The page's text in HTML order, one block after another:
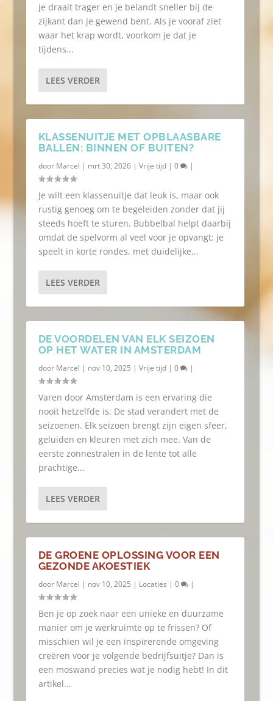
je draait trager en je belandt sneller bij de
zijkant dan je gewend bent. Als je vooraf ziet
waar het krap wordt, voorkom je dat je
tijdens...
LEES VERDER
KLASSENUITJE MET OPBLAASBARE
BALLEN: BINNEN OF BUITEN?
door Marcel | mrt 30, 2026| Vrije tijd| 0 |
Je wilt een klassenuitje dat leuk is, maar ook
rustig genoeg om te begeleiden zonder dat jij
steeds hoeft te sturen. Bubbelbal helpt daarbij
omdat de spelvorm al veel voor je opvangt: je
speelt in korte rondes, met duidelijke...
LEES VERDER
DE VOORDELEN VAN ELK SEIZOEN
OP HET WATER IN AMSTERDAM
door Marcel | nov 10, 2025 | Vrije tijd| 0 |
Varen door Amsterdam is een ervaring die
nooit hetzelfde is. De stad verandert met de
seizoenen. Elk seizoen brengt zijn eigen sfeer,
geluiden en kleuren met zich mee. Van de
eerste zonnestralen in de lente tot alle
prachtige...
LEES VERDER
DE GROENE OPLOSSING VOOR EEN
GEZONDE AKOESTIEK
door Marcel | nov 10, 2025 | Locaties | 0 |
Ben je op zoek naar een unieke en duurzame
manier om je werkruimte op te frissen? Of
misschien wil je een inspirerende omgeving
creëren voor je volgende bedrijfsuitje? Dan is
een moswand precies wat je nodig hebt! In dit
artikel...